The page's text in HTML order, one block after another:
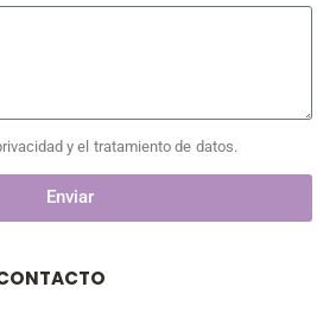
y el tratamiento de datos.
Enviar